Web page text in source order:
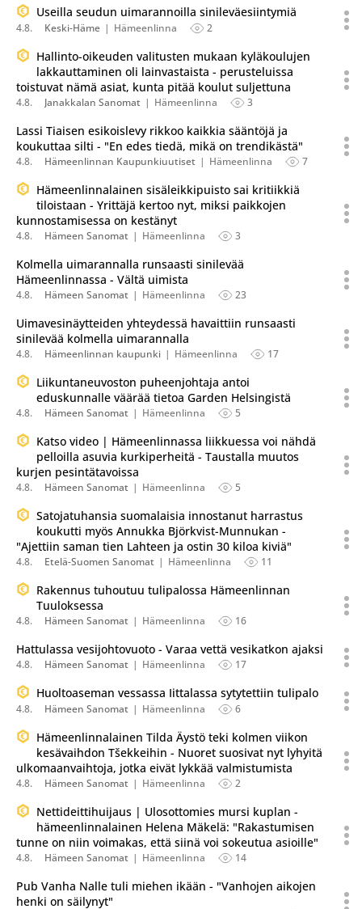
Useilla seudun uimarannoilla sinileväesiintymiä
4.8. Keski-Häme Hämeenlinna 2
Hallinto-oikeuden valitusten mukaan kyläkoulujen
lakkauttaminen oli lainvastaista - perusteluissa
toistuvat nämä asiat, kunta pitää koulut suljettuna
4.8. Janakkalan Sanomat Hämeenlinna 3
Lassi Tiaisen esikoislevy rikkoo kaikkia sääntöjä ja
koukuttaa silti - "En edes tiedä, mikä on trendikästä"
4.8. Hämeenlinnan Kaupunkiuutiset Hämeenlinna 7
Hämeenlinnalainen sisäleikkipuisto sai kritiikkiä
tiloistaan - Yrittäjä kertoo nyt, miksi paikkojen
kunnostamisessa on kestänyt
4.8. Hämeen Sanomat Hämeenlinna 3
Kolmella uimarannalla runsaasti sinilevää
Hämeenlinnassa - Vältä uimista
4.8. Hämeen Sanomat Hämeenlinna 23
Uimavesinäytteiden yhteydessä havaittiin runsaasti
sinilevää kolmella uimarannalla
4.8. Hämeenlinnan kaupunki Hämeenlinna 17
Liikuntaneuvoston puheenjohtaja antoi
eduskunnalle väärää tietoa Garden Helsingistä
4.8. Hämeen Sanomat Hämeenlinna 5
Katso video | Hämeenlinnassa liikkuessa voi nähdä
pelloilla asuvia kurkiperheitä - Taustalla muutos
kurjen pesintätavoissa
4.8. Hämeen Sanomat Hämeenlinna 5
Satojatuhansia suomalaisia innostanut harrastus
koukutti myös Annukka Björkvist-Munnukan -
"Ajettiin saman tien Lahteen ja ostin 30 kiloa kiviä"
4.8. Etelä-Suomen Sanomat Hämeenlinna 11
Rakennus tuhoutuu tulipalossa Hämeenlinnan
Tuuloksessa
4.8. Hämeen Sanomat Hämeenlinna 16
Hattulassa vesijohtovuoto - Varaa vettä vesikatkon ajaksi
4.8. Hämeen Sanomat Hämeenlinna 17
Huoltoaseman vessassa Iittalassa sytytettiin tulipalo
4.8. Hämeen Sanomat Hämeenlinna 6
Hämeenlinnalainen Tilda Äystö teki kolmen viikon
kesävaihdon Tšekkeihin - Nuoret suosivat nyt lyhyitä
ulkomaanvaihtoja, jotka eivät lykkää valmistumista
4.8. Hämeen Sanomat Hämeenlinna 2
Nettideittihuijaus | Ulosottomies mursi kuplan -
hämeenlinnalainen Helena Mäkelä: "Rakastumisen
tunne on niin voimakas, että siinä voi sokeutua asioille"
4.8. Hämeen Sanomat Hämeenlinna 14
Pub Vanha Nalle tuli miehen ikään - "Vanhojen aikojen
henki on säilynyt"